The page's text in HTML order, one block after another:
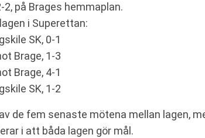
på Brages hemmaplan.
i Superettan:
SK, 0-1
Brage, 1-3
Brage, 4-1
SK, 1-2
de fem senaste mötena mellan lagen,
i att båda lagen gör mål.